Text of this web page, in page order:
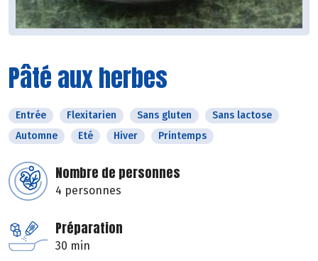
Pâté aux herbes
Entrée Flexitarien Sans gluten
Sans lactose
Automne
Eté Hiver Printemps
Nombre de personnes
4 personnes
Préparation
30 min